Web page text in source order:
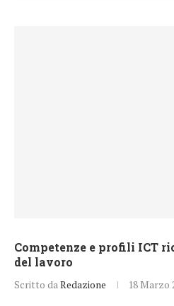
Competenze e profili ICT
del lavoro
Scritto da Redazione 18 Marzo